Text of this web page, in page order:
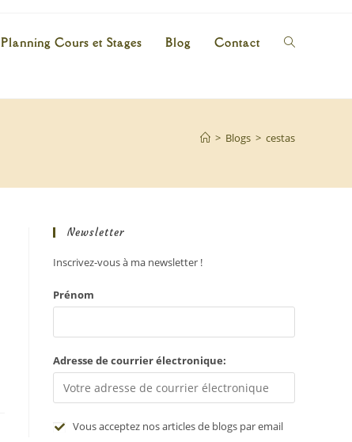
Planning Cours et Stages Blog Contact
> Blogs > cestas
Newsletter
Inscrivez-vous à ma newsletter !
Prénom
Adresse de courrier électronique:
Vous acceptez nos articles de blogs par email